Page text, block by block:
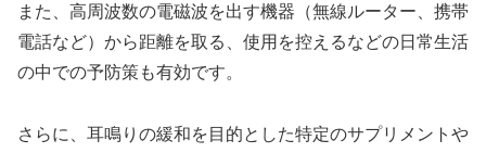
また、高周波数の電磁波を出す機器（無線ルーター、携帯
電話など）から距離を取る、使用を控えるなどの日常生活
の中での予防策も有効です。
さらに、耳鳴りの緩和を目的とした特定のサプリメントや